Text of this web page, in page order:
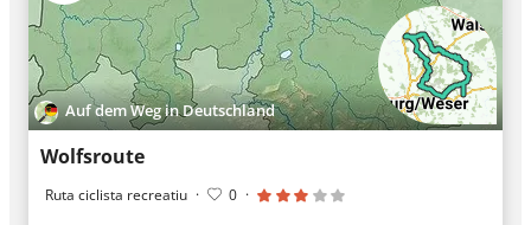
Auf dem Weg in Deutschland
Wolfsroute
Ruta ciclista recreatiu · 0 ·